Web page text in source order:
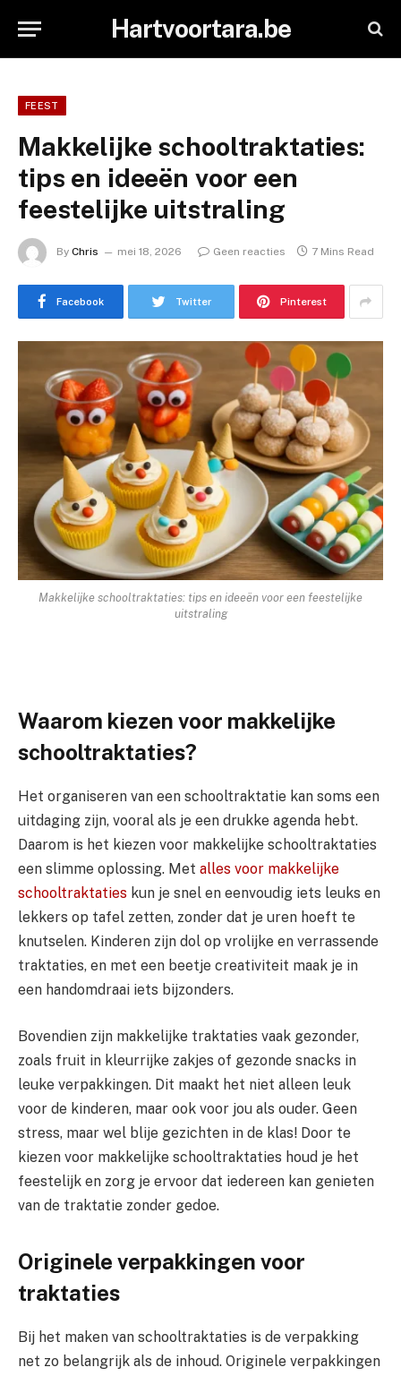
Hartvoortara.be
FEEST
Makkelijke schooltraktaties:
tips en ideeën voor een
feestelijke uitstraling
By Chris mei 18, 2026 Geen reacties 7 Mins Read
Facebook Twitter Pinterest
Makkelijke schooltraktaties: tips en ideeën voor een feestelijke
uitstraling
Waarom kiezen voor makkelijke
schooltraktaties?
Het organiseren van een schooltraktatie kan soms een
uitdaging zijn, vooral als je een drukke agenda hebt.
Daarom is het kiezen voor makkelijke schooltraktaties
een slimme oplossing. Met alles voor makkelijke
schooltraktaties kun je snel en eenvoudig iets leuks en
lekkers op tafel zetten, zonder dat je uren hoeft te
knutselen. Kinderen zijn dol op vrolijke en verrassende
traktaties, en met een beetje creativiteit maak je in
een handomdraai iets bijzonders.
Bovendien zijn makkelijke traktaties vaak gezonder,
zoals fruit in kleurrijke zakjes of gezonde snacks in
leuke verpakkingen. Dit maakt het niet alleen leuk
voor de kinderen, maar ook voor jou als ouder. Geen
stress, maar wel blije gezichten in de klas! Door te
kiezen voor makkelijke schooltraktaties houd je het
feestelijk en zorg je ervoor dat iedereen kan genieten
van de traktatie zonder gedoe.
Originele verpakkingen voor
traktaties
Bij het maken van schooltraktaties is de verpakking
net zo belangrijk als de inhoud. Originele verpakkingen